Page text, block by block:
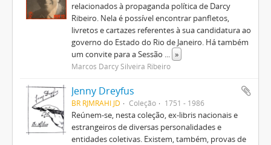
relacionados à propaganda política de Darcy
Ribeiro. Nela é possível encontrar panfletos,
livretos e cartazes referentes à sua candidatura ao
governo do Estado do Rio de Janeiro. Há também
um convite para a Sessão ... »
Marcos Darcy Silveira Ribeiro
Jenny Dreyfus
BR RJMRAHI JD Coleção 1751 - 1986
Reúnem-se, nesta coleção, ex-libris nacionais e
estrangeiros de diversas personalidades e
entidades coletivas. Existem, também, provas de